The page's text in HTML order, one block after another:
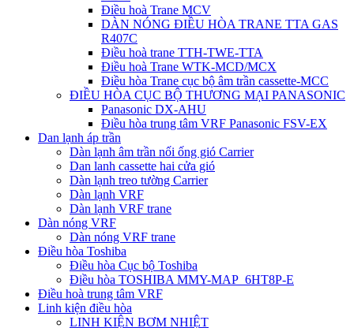
Điều hoà Trane MCV
DÀN NÓNG ĐIỀU HÒA TRANE TTA GAS
R407C
Điều hoà trane TTH-TWE-TTA
Điều hoà Trane WTK-MCD/MCX
Điều hòa Trane cục bộ âm trần cassette-MCC
ĐIỀU HÒA CỤC BỘ THƯƠNG MẠI PANASONIC
Panasonic DX-AHU
Điều hòa trung tâm VRF Panasonic FSV-EX
Dan lạnh áp trần
Dàn lạnh âm trần nối ống gió Carrier
Dan lanh cassette hai cửa gió
Dàn lạnh treo tường Carrier
Dàn lạnh VRF
Dàn lạnh VRF trane
Dàn nóng VRF
Dàn nóng VRF trane
Điều hòa Toshiba
Điều hòa Cục bộ Toshiba
Điều hòa TOSHIBA MMY-MAP_6HT8P-E
Điều hoà trung tâm VRF
Linh kiện điều hòa
LINH KIỆN BƠM NHIỆT